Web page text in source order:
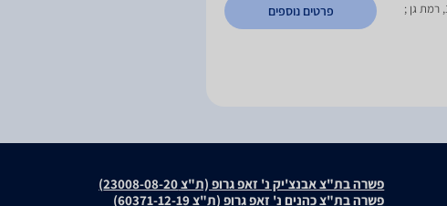
;אברבנאל 4 ראשון לציון;ז'בוטינסקי 145, רמת גן ;
פרטים נוספים
פשרה בת"צ אבנצ'יק נ' זאפ גרופ (ת"צ 23008-08-20)
פשרה בת"צ כהנים נ' זאפ גרופ (ת"צ 60371-12-19)